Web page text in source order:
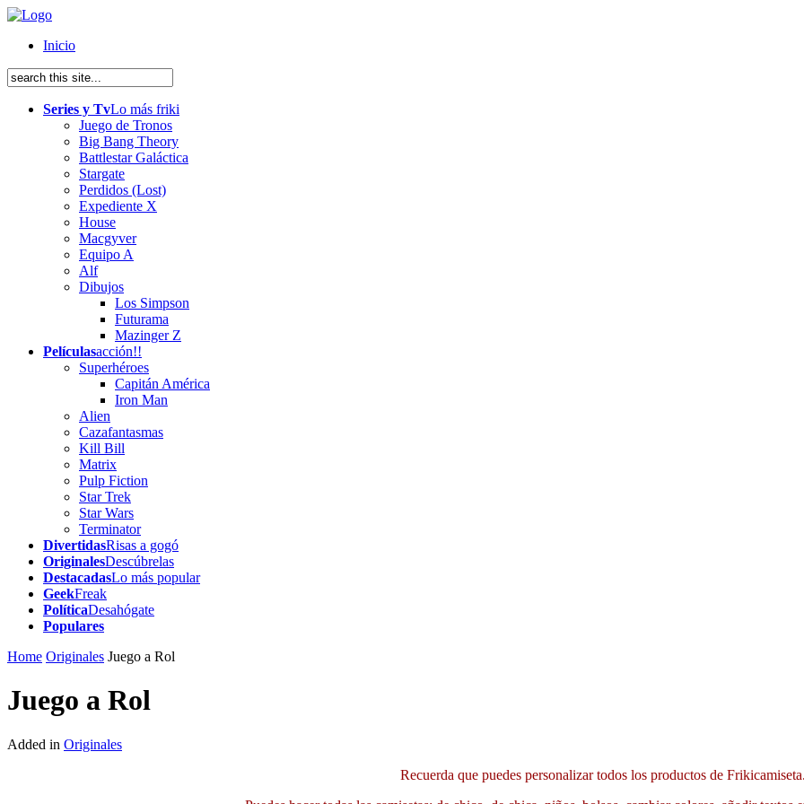
Inicio
Series y TvLo más friki
Juego de Tronos
Big Bang Theory
Battlestar Galáctica
Stargate
Perdidos (Lost)
Expediente X
House
Macgyver
Equipo A
Alf
Dibujos
Los Simpson
Futurama
Mazinger Z
Películasacción!!
Superhéroes
Capitán América
Iron Man
Alien
Cazafantasmas
Kill Bill
Matrix
Pulp Fiction
Star Trek
Star Wars
Terminator
DivertidasRisas a gogó
OriginalesDescúbrelas
DestacadasLo más popular
GeekFreak
PolíticaDesahógate
Populares
Home Originales Juego a Rol
Juego a Rol
Added in Originales
Recuerda que puedes personalizar todos los productos de